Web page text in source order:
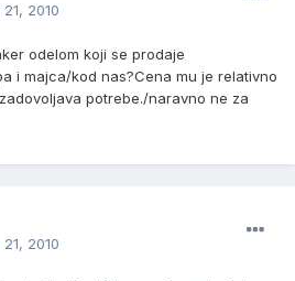
2010
odelom koji se prodaje
i majca/kod nas?Cena mu je relativno
potrebe./naravno ne za
2010